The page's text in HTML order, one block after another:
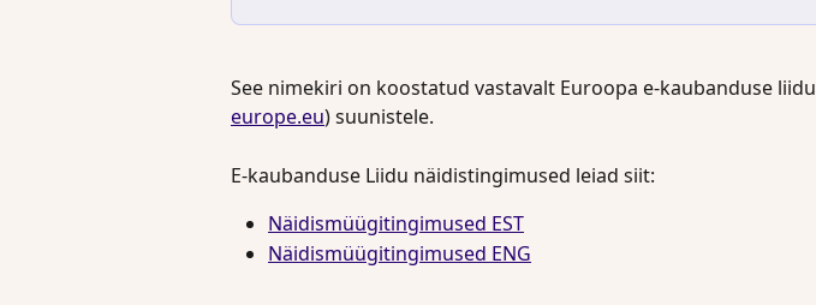
See nimekiri on koostatud vastavalt Euroopa e-kaubanduse
europe.eu) suunistele.
E-kaubanduse Liidu näidistingimused leiad siit:
Näidismüügitingimused EST
Näidismüügitingimused ENG